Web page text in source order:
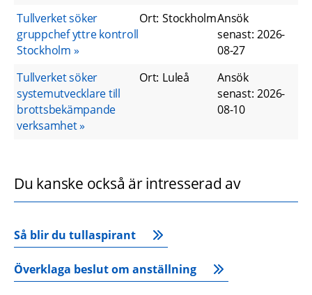
Tullverket söker
gruppchef yttre kontroll
Stockholm
Ort: StockholmAnsök
senast: 2026-
08-27
Tullverket söker
systemutvecklare till
brottsbekämpande
verksamhet
Ort: Luleå
Ansök
senast: 2026-
08-10
Du kanske också är intresserad av
Så blir du tullaspirant
Överklaga beslut om anställning